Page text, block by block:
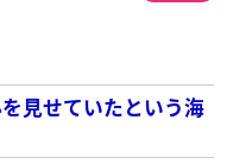
見せていたという海